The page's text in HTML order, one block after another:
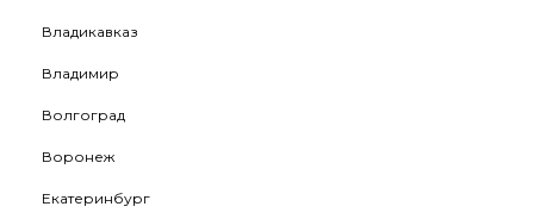
Владикавказ
Владимир
Волгоград
Воронеж
Екатеринбург